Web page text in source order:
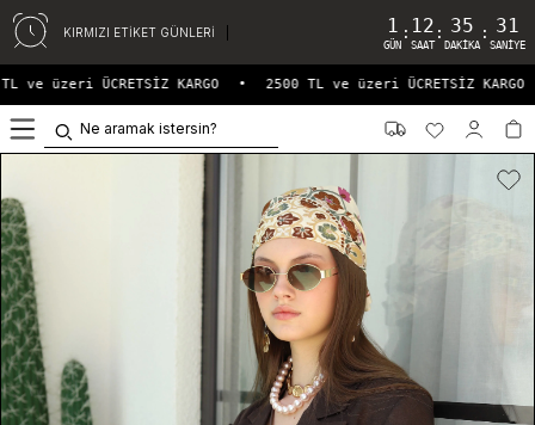
KIRMIZI ETİKET GÜNLERİ 1
GÜN
: 12
SAAT
: 35
DAKIKA
: 31
SANIYE
ve üzeri ÜCRETSİZ KARGO 2500 TL ve üzeri ÜCRETSİZ KARGO